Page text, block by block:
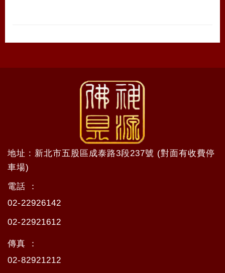
地址 : 新北市五股區成泰路3段237號 (對面有收費停
車場)
電話 ：
02-22926142
02-22921612
傳真 ：
02-82921212